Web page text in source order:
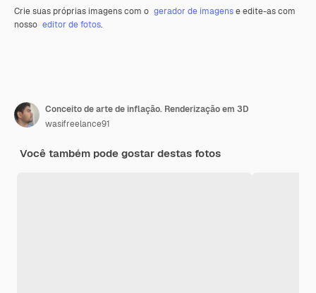
Crie suas próprias imagens com o gerador de imagense edite-as com
nosso editor de fotos.
Conceito de arte de inflação. Renderização em 3D
wasifreelance91
Você também pode gostar destas fotos